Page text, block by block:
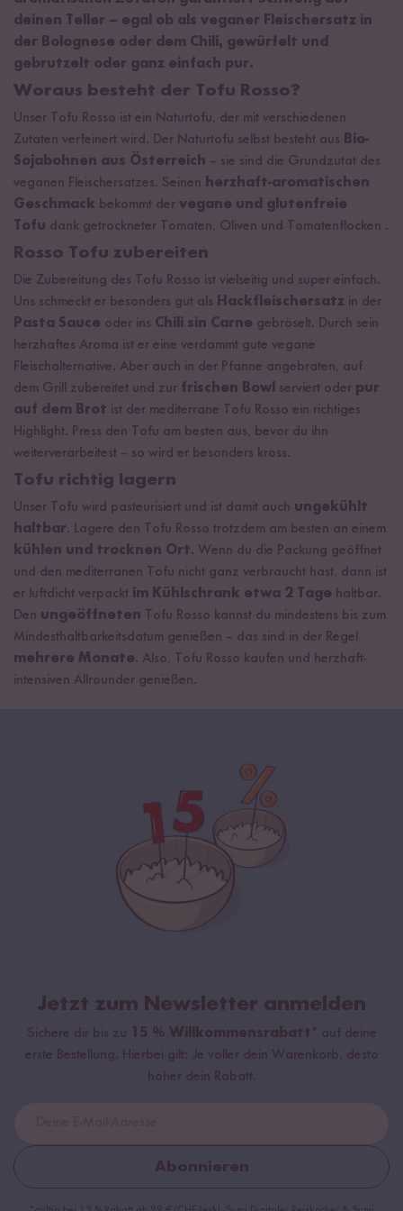
deinen Teller – egal ob als veganer Fleischersatz in
der Bolognese oder dem Chili, gewürfelt und
gebrutzelt oder ganz einfach pur.
Woraus besteht der Tofu Rosso?
Unser Tofu Rosso ist ein Naturtofu, der mit verschiedenen
Zutaten verfeinert wird. Der Naturtofu selbst besteht aus Bio-
Sojabohnen aus Österreich – sie sind die Grundzutat des
veganen Fleischersatzes. Seinen herzhaft-aromatischen
Geschmack bekommt der vegane und glutenfreie
Tofu dank getrockneter Tomaten, Oliven und Tomatenflocken .
Rosso Tofu zubereiten
Die Zubereitung des Tofu Rosso ist vielseitig und super einfach.
Uns schmeckt er besonders gut als Hackfleischersatz in der
Pasta Sauce oder ins Chili sin Carne gebröselt. Durch sein
herzhaftes Aroma ist er eine verdammt gute vegane
Fleischalternative. Aber auch in der Pfanne angebraten, auf
dem Grill zubereitet und zur frischen Bowl serviert oder pur
auf dem Brot ist der mediterrane Tofu Rosso ein richtiges
Highlight. Press den Tofu am besten aus, bevor du ihn
weiterverarbeitest – so wird er besonders kross.
Tofu richtig lagern
Unser Tofu wird pasteurisiert und ist damit auch ungekühlt
haltbar. Lagere den Tofu Rosso trotzdem am besten an einem
kühlen und trocknen Ort. Wenn du die Packung geöffnet
und den mediterranen Tofu nicht ganz verbraucht hast, dann ist
er luftdicht verpackt im Kühlschrank etwa 2 Tage haltbar.
Den ungeöffneten Tofu Rosso kannst du mindestens bis zum
Mindesthaltbarkeitsdatum genießen – das sind in der Regel
mehrere Monate. Also, Tofu Rosso kaufen und herzhaft-
intensiven Allrounder genießen.
Jetzt zum Newsletter anmelden
Sichere dir bis zu 15 % Willkommensrabatt* auf deine
erste Bestellung. Hierbei gilt: Je voller dein Warenkorb, desto
höher dein Rabatt.
Abonnieren